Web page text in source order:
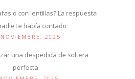
o con lentillas? La respuesta
te había contado
2025
una despedida de soltera
perfecta